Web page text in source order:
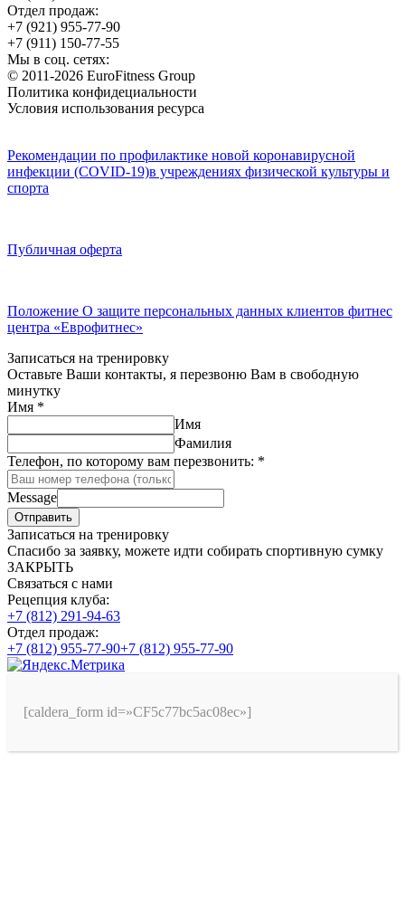
Отдел продаж:
+7 (921) 955-77-90
+7 (911) 150-77-55
Мы в соц. сетях:
© 2011-2026 EuroFitness Group
Политика конфидециальности
Условия использования ресурса
Рекомендации по профилактике новой коронавирусной
инфекции (COVID-19)в учреждениях физической культуры и
спорта
Публичная оферта
Положение О защите персональных данных клиентов фитнес
центра «Еврофитнес»
Записаться на тренировку
Оставьте Ваши контакты, я перезвоню Вам в свободную
минутку
Имя *
Имя
Фамилия
Телефон, по которому вам перезвонить: *
Message
Отправить
Записаться на тренировку
Спасибо за заявку, можете идти собирать спортивную сумку
ЗАКРЫТЬ
Связаться с нами
Рецепция клуба:
+7 (812) 291-94-63
Отдел продаж:
+7 (812) 955-77-90+7 (812) 955-77-90
[caldera_form id=»CF5c77bc5ac08ec»]